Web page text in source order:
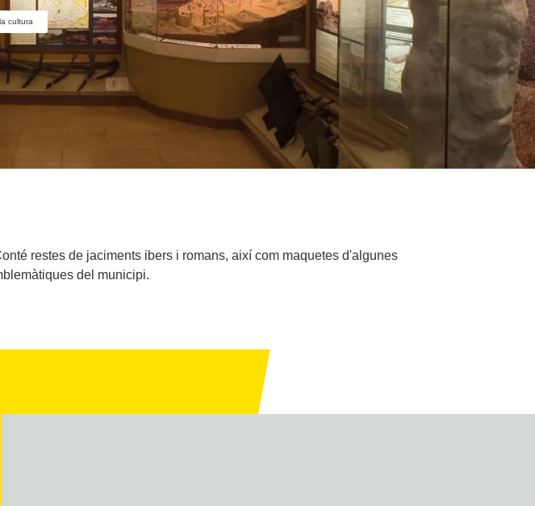
cultura
restes de jaciments ibers i romans, així com maquetes d'algunes
del municipi.